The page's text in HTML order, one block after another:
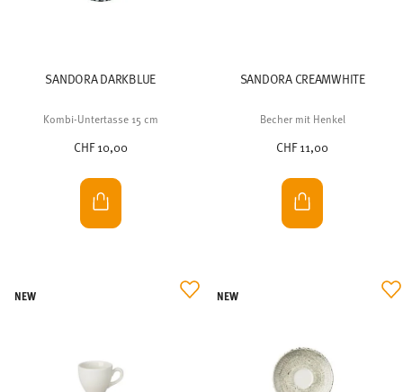
SANDORA DARKBLUE
Kombi-Untertasse 15 cm
CHF 10,00
SANDORA CREAMWHITE
Becher mit Henkel
CHF 11,00
NEW NEW